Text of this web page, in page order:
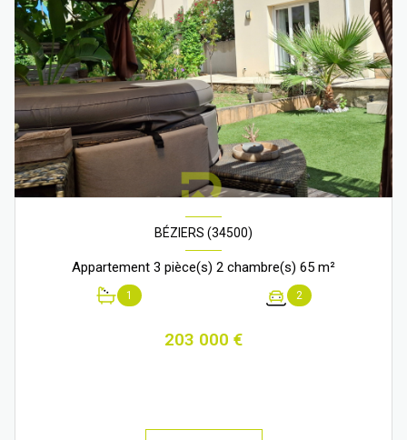
BÉZIERS (34500)
Appartement 3 pièce(s) 2 chambre(s) 65 m²
1 2
203 000 €